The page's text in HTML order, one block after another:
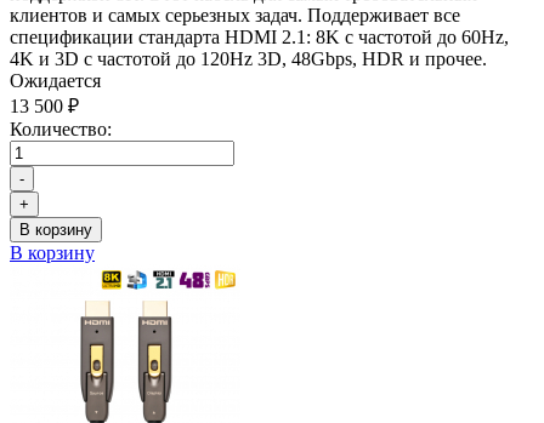
клиентов и самых серьезных задач. Поддерживает все
спецификации стандарта HDMI 2.1: 8K с частотой до 60Hz,
4K и 3D с частотой до 120Hz 3D, 48Gbps, HDR и прочее.
Ожидается
13 500 ₽
Количество:
-
+
В корзину
В корзину